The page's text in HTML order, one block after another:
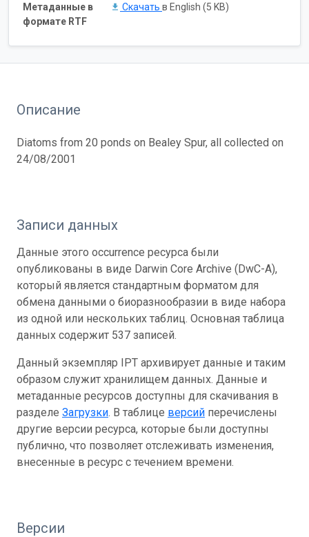
Метаданные в
формате RTF
Скачать в English (5 KB)
Описание
Diatoms from 20 ponds on Bealey Spur, all collected on
24/08/2001
Записи данных
Данные этого occurrence ресурса были
опубликованы в виде Darwin Core Archive (DwC-A),
который является стандартным форматом для
обмена данными о биоразнообразии в виде набора
из одной или нескольких таблиц. Основная таблица
данных содержит 537 записей.
Данный экземпляр IPT архивирует данные и таким
образом служит хранилищем данных. Данные и
метаданные ресурсов доступны для скачивания в
разделе Загрузки. В таблице версий перечислены
другие версии ресурса, которые были доступны
публично, что позволяет отслеживать изменения,
внесенные в ресурс с течением времени.
Версии